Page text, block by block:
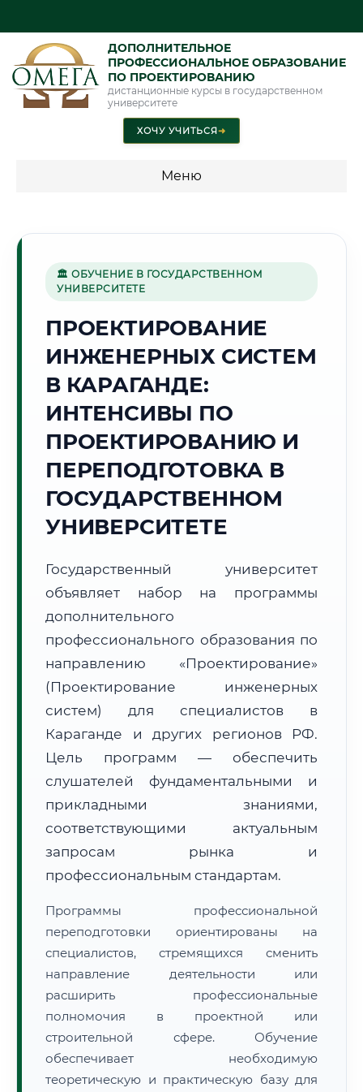
ДОПОЛНИТЕЛЬНОЕ
ПРОФЕССИОНАЛЬНОЕ ОБРАЗОВАНИЕ
ПО ПРОЕКТИРОВАНИЮ
дистанционные курсы в государственном
университете
ХОЧУ УЧИТЬСЯ➜
Меню
⛏️
Г. КАРАГАНДА
03:40:22
2026 г.
Погода в г. Караганда: ☀️ +20°C,Ясно
🌅 Восход: 04:47 🌇 Закат:19:38
Субъект:
Республика Казахстан
Часовой пояс:
Формат учебы:
Дистанционно
🗺️ Зона обслуживания: г. Караганда
• Маршрут транзита:
📜 Документы и аккредитация ФИС ФРДО
🔍Нажмите на документ для увеличения и просмотра
🏛 ОБУЧЕНИЕ В ГОСУДАРСТВЕННОМ
УНИВЕРСИТЕТЕ
ПРОЕКТИРОВАНИЕ
ИНЖЕНЕРНЫХ СИСТЕМ
В КАРАГАНДЕ:
ИНТЕНСИВЫ ПО
ПРОЕКТИРОВАНИЮ И
ПЕРЕПОДГОТОВКА В
ГОСУДАРСТВЕННОМ
УНИВЕРСИТЕТЕ
Государственный университет
объявляет набор на программы
дополнительного
профессионального образования по
направлению «Проектирование»
(Проектирование инженерных
систем) для специалистов в
Караганде и других регионов РФ.
Цель программ — обеспечить
слушателей фундаментальными и
прикладными знаниями,
соответствующими актуальным
запросам рынка и
профессиональным стандартам.
Программы профессиональной
переподготовки ориентированы на
специалистов, стремящихся сменить
направление деятельности или
расширить профессиональные
полномочия в проектной или
строительной сфере. Обучение
обеспечивает необходимую
теоретическую и практическую базу для